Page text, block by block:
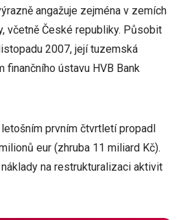
angažuje zejména v zemích
včetně České republiky. Působit
2007, její tuzemská
ústavu HVB Bank
prvním čtvrtletí propadl
eur (zhruba 11 miliard Kč).
na restrukturalizaci aktivit